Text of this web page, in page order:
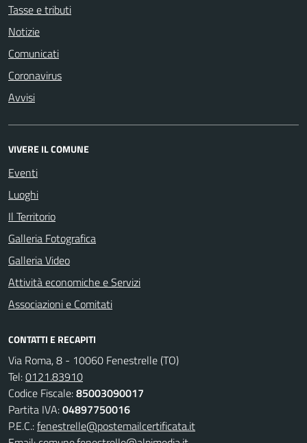
Tasse e tributi
Notizie
Comunicati
Coronavirus
Avvisi
VIVERE IL COMUNE
Eventi
Luoghi
Il Territorio
Galleria Fotografica
Galleria Video
Attività economiche e Servizi
Associazioni e Comitati
CONTATTI E RECAPITI
Via Roma, 8 - 10060 Fenestrelle (TO)
Tel:0121.83910
Codice Fiscale:85003090017
Partita IVA:04897750016
P.E.C.:fenestrelle@postemailcertificata.it